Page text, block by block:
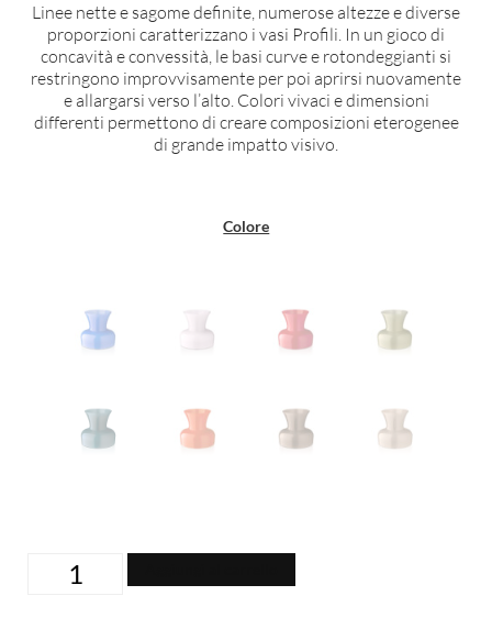
Linee nette e sagome definite, numerose altezze e diverse
proporzioni caratterizzano i vasi Profili. In un gioco di
concavità e convessità, le basi curve e rotondeggianti si
restringono improvvisamente per poi aprirsi nuovamente
e allargarsi verso l’alto. Colori vivaci e dimensioni
differenti permettono di creare composizioni eterogenee
di grande impatto visivo.
Colore